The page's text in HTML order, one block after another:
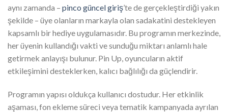
aynı zamanda – pinco güncel giriş’te de gerçekleştirdiği yakın
şekilde – üye olanların markayla olan sadakatini destekleyen
kapsamlı bir hediye uygulamasıdır. Bu programın merkezinde,
her üyenin kullandığı vakti ve sunduğu miktarı anlamlı hale
getirmek anlayışı bulunur. Pin Up, oyuncuların aktif
etkileşimini desteklerken, kalıcı bağlılığı da güçlendirir.
Programın yapısı oldukça kullanıcı dostudur. Her etkinlik
aşaması, fon ekleme süreci veya tematik kampanyada ayrılan